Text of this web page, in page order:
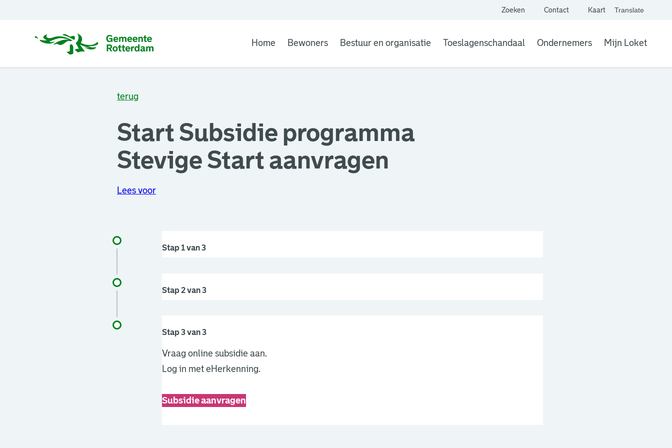
Zoeken Contact Kaart
. Link opent een
Translate
website,
Vertaal
Home Bewoners Bestuur en organisatie Toeslagenschandaal Ondernemers Mijn Loket
. Link opent een
terug
Start Subsidie programma
Stevige Start aanvragen
Lees voor
Stap 1 van 3
Stap 2 van 3
Stap 3 van 3
Vraag online subsidie aan.
Log in met eHerkenning.
Subsidie aanvragen
. Link opent een externe pagina in een nieuw browsertabblad.